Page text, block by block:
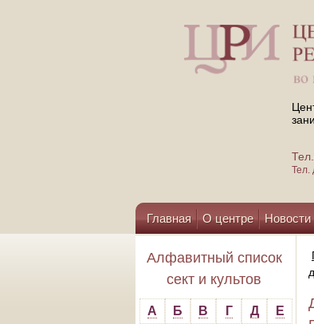
Тел.
Главная О центре Новости
Помощь центру
Алфавитный список
сект и культов
А Б В Г Д
Е